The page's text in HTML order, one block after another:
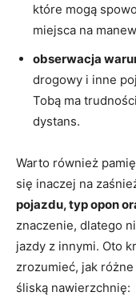
‍które mogą​
miejsca na
obserwacja
drogowy i inne
Tobą ma
⁤dystans.
Warto również‍
się inaczej na
pojazdu, typ opon
znaczenie, dlatego
jazdy z​ innymi. ⁢Oto
zrozumieć, jak
śliską​ nawierzchnię: